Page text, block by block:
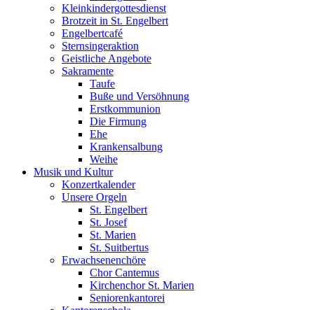
Kleinkindergottesdienst
Brotzeit in St. Engelbert
Engelbertcafé
Sternsingeraktion
Geistliche Angebote
Sakramente
Taufe
Buße und Versöhnung
Erstkommunion
Die Firmung
Ehe
Krankensalbung
Weihe
Musik und Kultur
Konzertkalender
Unsere Orgeln
St. Engelbert
St. Josef
St. Marien
St. Suitbertus
Erwachsenenchöre
Chor Cantemus
Kirchenchor St. Marien
Seniorenkantorei